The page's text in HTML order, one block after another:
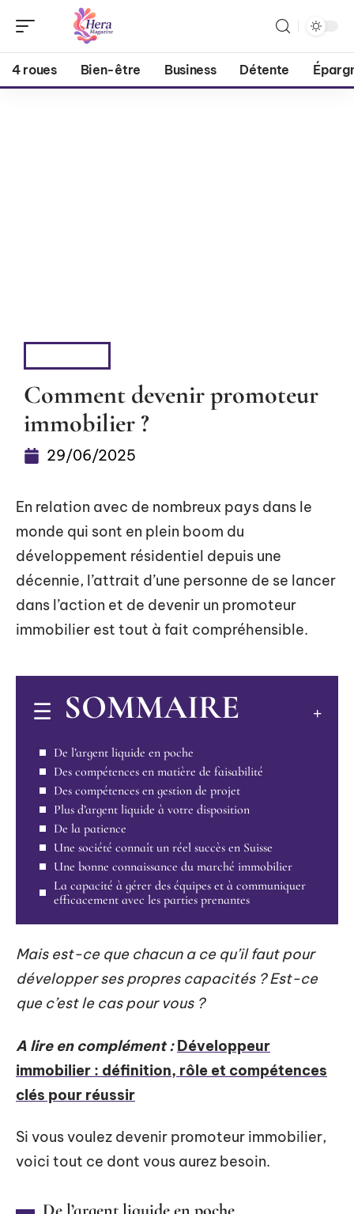
4 roues Bien-être Business Détente
Comment devenir promoteur
immobilier ?
29/06/2025
En relation avec de nombreux pays dans le
monde qui sont en plein boom du
développement résidentiel depuis une
décennie, l’attrait d’une personne de se lancer
dans l’action et de devenir un promoteur
immobilier est tout à fait compréhensible.
SOMMAIRE
De l’argent liquide en poche
Des compétences en matière de faisabilité
Des compétences en gestion de projet
Plus d’argent liquide à votre disposition
De la patience
Une société connaît un réel succès en Suisse
Une bonne connaissance du marché immobilier
La capacité à gérer des équipes et à communiquer
efficacement avec les parties prenantes
Mais est-ce que chacun a ce qu’il faut pour
développer ses propres capacités ? Est-ce
que c’est le cas pour vous ?
A lire en complément : Développeur
immobilier : définition, rôle et compétences
clés pour réussir
Si vous voulez devenir promoteur immobilier,
voici tout ce dont vous aurez besoin.